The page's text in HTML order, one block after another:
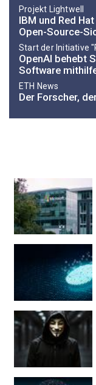
Projekt Lightwell
IBM und Red
Open-Source-
Start der Initiative
OpenAI behebt
Software
ETH News
Der Forscher,